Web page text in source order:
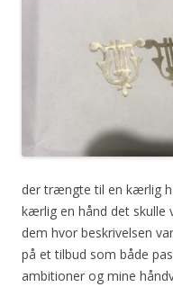
der trængte til en kærlig
kærlig en hånd det
dem hvor beskrivelsen
på et tilbud som både
ambitioner og mine